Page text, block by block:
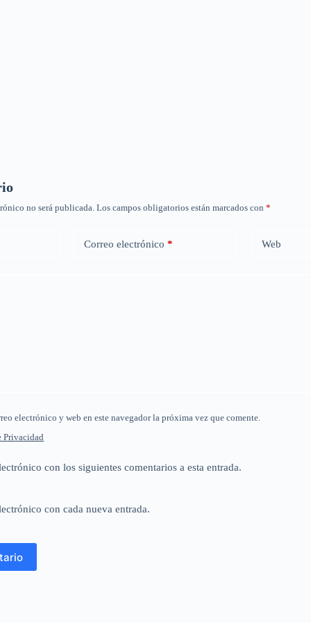
no será publicada. Los campos obligatorios están marcados con *
Correo electrónico * Web
electrónico y web en este navegador la próxima vez que comente.
Privacidad
con los siguientes comentarios a esta entrada.
con cada nueva entrada.